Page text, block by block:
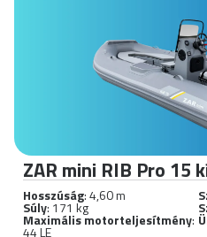
ZAR mini RIB Pro 15
Hosszúság: 4,60 m
Súly: 171 kg
Maximális motorteljesítmény:
44 LE